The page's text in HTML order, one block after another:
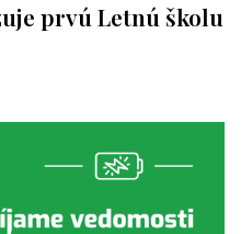
prvú Letnú školu